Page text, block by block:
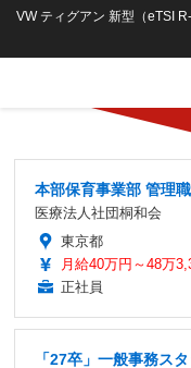
VW ティグアン 新型（eTSI
本部保育事業部 管理
医療法人社団桐和会
東京都
月給40万円～48万
正社員
「27卒」一般事務ス